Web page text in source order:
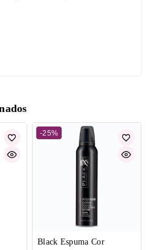
-25%
Black Espuma Cor